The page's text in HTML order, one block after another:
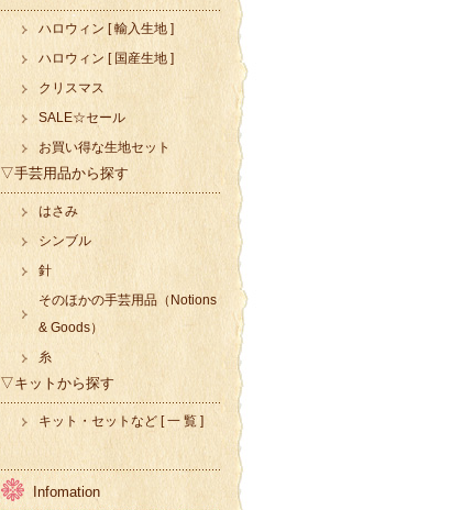
ハロウィン [ 輸入生地 ]
ハロウィン [ 国産生地 ]
クリスマス
SALE☆セール
お買い得な生地セット
▽手芸用品から探す
はさみ
シンブル
針
そのほかの手芸用品（Notions
& Goods）
糸
▽キットから探す
キット・セットなど [ 一 覧 ]
Infomation